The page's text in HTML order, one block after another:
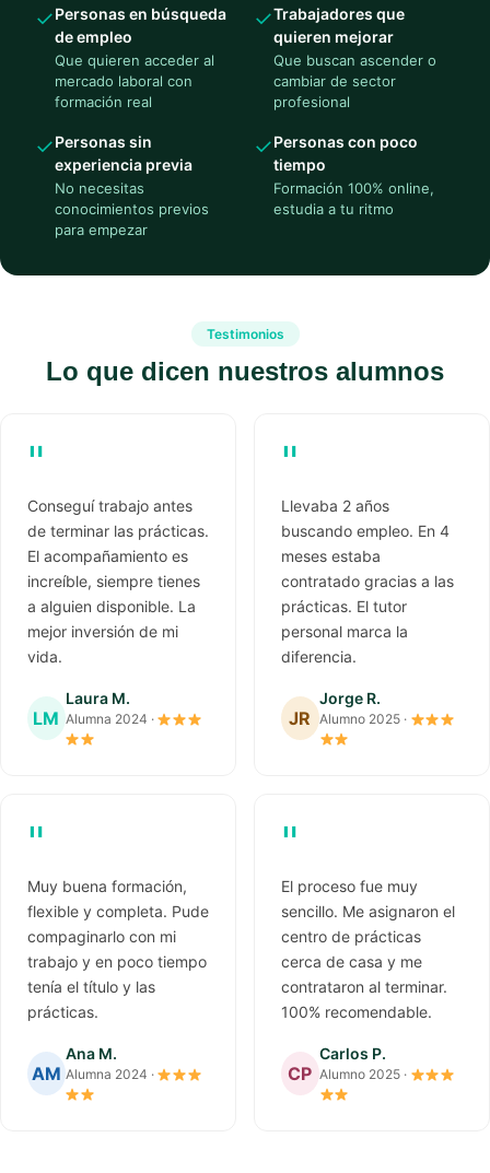
✓Personas en búsqueda
de empleo
Que quieren acceder al
mercado laboral con
formación real
✓Trabajadores que
quieren mejorar
Que buscan ascender o
cambiar de sector
profesional
✓Personas sin
experiencia previa
No necesitas
conocimientos previos
para empezar
✓Personas con poco
tiempo
Formación 100% online,
estudia a tu ritmo
Testimonios
Lo que dicen nuestros alumnos
"
Conseguí trabajo antes
de terminar las prácticas.
El acompañamiento es
increíble, siempre tienes
a alguien disponible. La
mejor inversión de mi
vida.
LM
Laura M.
Alumna 2024 ·
"
Llevaba 2 años
buscando empleo. En 4
meses estaba
contratado gracias a las
prácticas. El tutor
personal marca la
diferencia.
JR
Jorge R.
Alumno 2025 ·
"
Muy buena formación,
flexible y completa. Pude
compaginarlo con mi
trabajo y en poco tiempo
tenía el título y las
prácticas.
AM
Ana M.
Alumna 2024 ·
"
El proceso fue muy
sencillo. Me asignaron el
centro de prácticas
cerca de casa y me
contrataron al terminar.
100% recomendable.
CP
Carlos P.
Alumno 2025 ·